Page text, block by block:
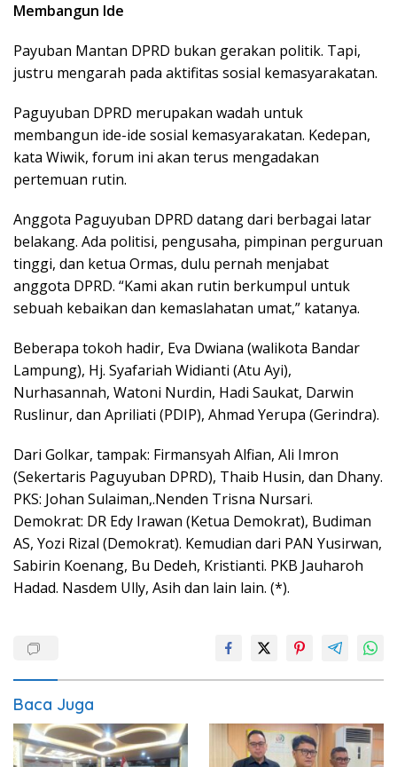
Membangun Ide
Payuban Mantan DPRD bukan gerakan politik. Tapi,
justru mengarah pada aktifitas sosial kemasyarakatan.
Paguyuban DPRD merupakan wadah untuk
membangun ide-ide sosial kemasyarakatan. Kedepan,
kata Wiwik, forum ini akan terus mengadakan
pertemuan rutin.
Anggota Paguyuban DPRD datang dari berbagai latar
belakang. Ada politisi, pengusaha, pimpinan perguruan
tinggi, dan ketua Ormas, dulu pernah menjabat
anggota DPRD. “Kami akan rutin berkumpul untuk
sebuah kebaikan dan kemaslahatan umat,” katanya.
Beberapa tokoh hadir, Eva Dwiana (walikota Bandar
Lampung), Hj. Syafariah Widianti (Atu Ayi),
Nurhasannah, Watoni Nurdin, Hadi Saukat, Darwin
Ruslinur, dan Apriliati (PDIP), Ahmad Yerupa (Gerindra).
Dari Golkar, tampak: Firmansyah Alfian, Ali Imron
(Sekertaris Paguyuban DPRD), Thaib Husin, dan Dhany.
PKS: Johan Sulaiman,.Nenden Trisna Nursari.
Demokrat: DR Edy Irawan (Ketua Demokrat), Budiman
AS, Yozi Rizal (Demokrat). Kemudian dari PAN Yusirwan,
Sabirin Koenang, Bu Dedeh, Kristianti. PKB Jauharoh
Hadad. Nasdem Ully, Asih dan lain lain. (*).
Baca Juga